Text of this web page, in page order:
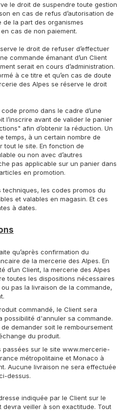
le droit de suspendre toute gestion
en cas de refus d’autorisation de
la part des organismes
cas de non paiement.
le droit de refuser d’effectuer
commande émanant d’un Client
serait en cours d’administration.
à ce titre et qu’en cas de doute
des Alpes se réserve le droit
code promo dans le cadre d’une
l’inscrire avant de valider le panier
afin d’obtenir la réduction. Un
temps, à un certain nombre de
tout le site. En fonction de
ou non avec d’autres
pas applicable sur un panier dans
en promotion.
techniques, les codes promos du
et valables en magasin. Et ces
à dates.
qu’après confirmation du
de la mercerie des Alpes. En
d’un Client, la mercerie des Alpes
toutes les dispositions nécessaires
pas la livraison de la commande,
commandé, le Client sera
possibilité d'annuler sa commande.
demander soit le remboursement
du produit.
passées sur le site www.mercerie-
métropolitaine et Monaco à
Aucune livraison ne sera effectuée
dessus.
indiquée par le Client sur le
devra veiller à son exactitude. Tout